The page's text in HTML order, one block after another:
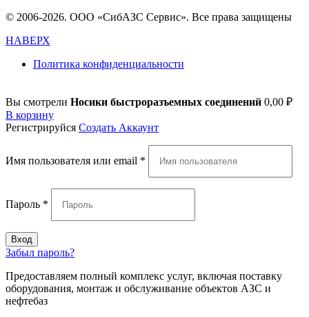
© 2006-2026. ООО «СибАЗС Сервис». Все права защищены
НАВЕРХ
Политика конфиденциальности
Вы смотрели Носики быстроразъемных соединений 0,00 ₽
В корзину
Регистрируйся Создать Аккаунт
Имя пользователя или email *
Пароль *
Вход
Забыл пароль?
Предоставляем полный комплекс услуг, включая поставку
оборудования, монтаж и обслуживание объектов АЗС и
нефтебаз